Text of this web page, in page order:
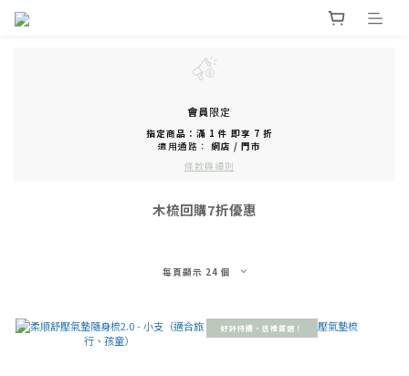
會員限定
指定商品：滿 1 件 即享 7 折
適用通路： 網店 / 門市
條款與細則
木梳回購7折優惠
每頁顯示 24 個
好評持續，送禮首選！